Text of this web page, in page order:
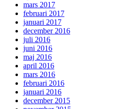
mars 2017
februari 2017
januari 2017
december 2016
juli 2016
juni 2016
maj 2016
april 2016
mars 2016
februari 2016
januari 2016
december 2015